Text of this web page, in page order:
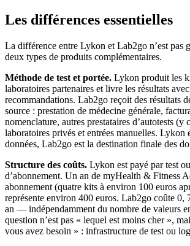
Les différences essentielles
La différence entre Lykon et Lab2go n’est pas
deux types de produits complémentaires.
Méthode de test et portée. Lykon produit les
laboratoires partenaires et livre les résultats
recommandations. Lab2go reçoit des résultats
source : prestation de médecine générale,
nomenclature, autres prestataires d’autotests
laboratoires privés et entrées manuelles. Lykon
données, Lab2go est la destination finale des
Structure des coûts. Lykon est payé par test
d’abonnement. Un an de myHealth & Fitness
abonnement (quatre kits à environ 100 euros
représente environ 400 euros. Lab2go coûte 0,
an — indépendamment du nombre de valeurs
question n’est pas « lequel est moins cher »,
vous avez besoin » : infrastructure de test ou